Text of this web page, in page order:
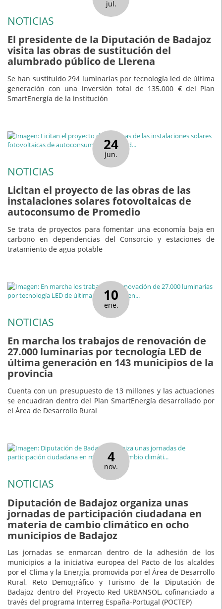
jul.
NOTICIAS
El presidente de la Diputación de Badajoz
visita las obras de sustitución del
alumbrado público de Llerena
Se han sustituido 294 luminarias por tecnología led de última
generación con una inversión total de 135.000 € del Plan
SmartEnergía de la institución
24
jun.
NOTICIAS
Licitan el proyecto de las obras de las
instalaciones solares fotovoltaicas de
autoconsumo de Promedio
Se trata de proyectos para fomentar una economía baja en
carbono en dependencias del Consorcio y estaciones de
tratamiento de agua potable
10
ene.
NOTICIAS
En marcha los trabajos de renovación de
27.000 luminarias por tecnología LED de
última generación en 143 municipios de la
provincia
Cuenta con un presupuesto de 13 millones y las actuaciones
se encuadran dentro del Plan SmartEnergía desarrollado por
el Área de Desarrollo Rural
4
nov.
NOTICIAS
Diputación de Badajoz organiza unas
jornadas de participación ciudadana en
materia de cambio climático en ocho
municipios de Badajoz
Las jornadas se enmarcan dentro de la adhesión de los
municipios a la iniciativa europea del Pacto de los alcaldes
por el Clima y la Energía, promovida por el Área de Desarrollo
Rural, Reto Demográfico y Turismo de la Diputación de
Badajoz dentro del Proyecto Red URBANSOL, cofinanciado a
través del programa Interreg España-Portugal (POCTEP)